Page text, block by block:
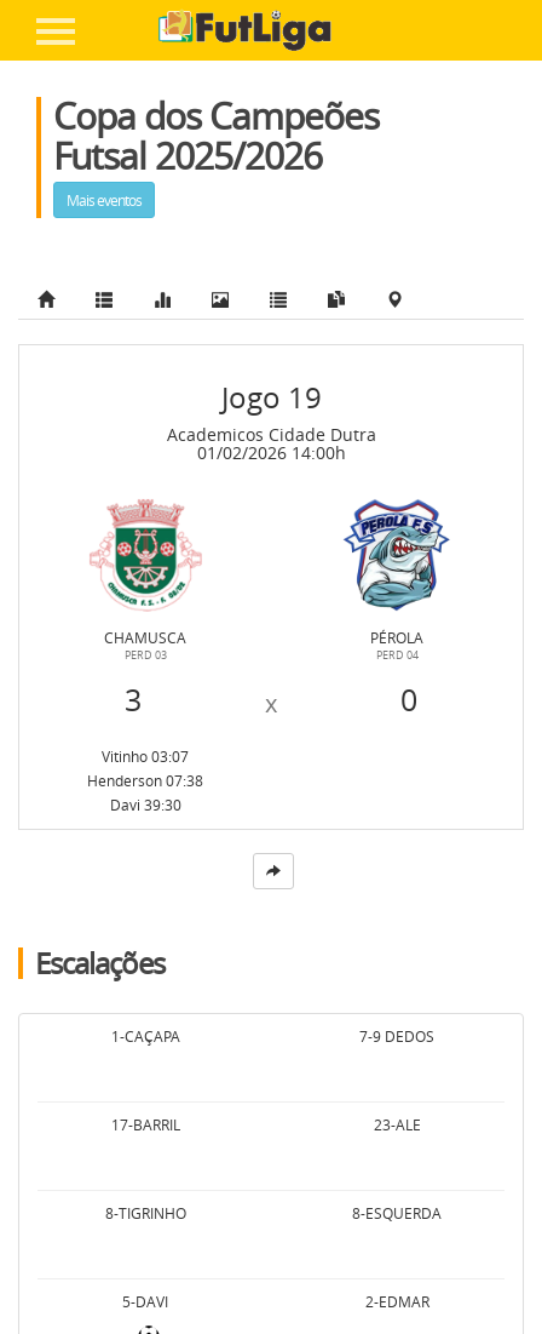
Entre ou cadastre-se
FairPlay FutLiga
A Liga
Competições
Inscreva Seu Time
Ajuda
Copa dos Campeões
Futsal 2025/2026
Mais eventos
Jogo 19
Academicos Cidade Dutra
01/02/2026 14:00h
CHAMUSCA
PERD 03
PÉROLA
PERD 04
3 x 0
Vitinho 03:07
Henderson 07:38
Davi 39:30
Escalações
1-CAÇAPA 7-9 DEDOS
17-BARRIL 23-ALE
8-TIGRINHO 8-ESQUERDA
5-DAVI 2-EDMAR